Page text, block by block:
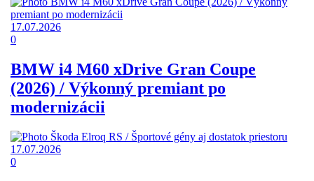
17.07.2026
0
BMW i4 M60 xDrive Gran Coupe
(2026) / Výkonný premiant po
modernizácii
17.07.2026
0